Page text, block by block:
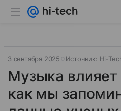
3 сентября 2025 Источник: Hi-
Музыка влияет
как мы